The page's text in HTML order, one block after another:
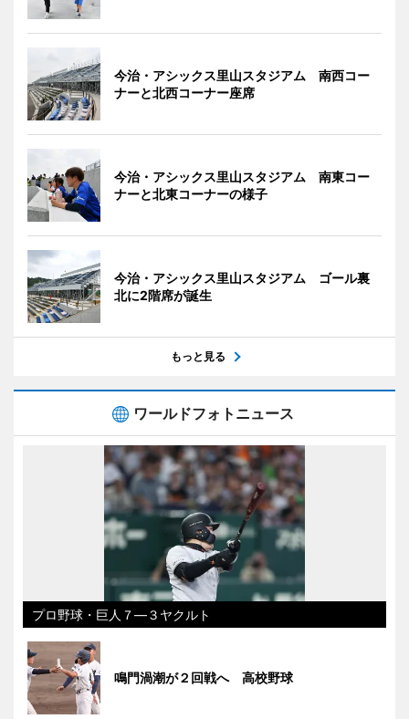
今治・アシックス里山スタジアム 南西コー
ナーと北西コーナー座席
今治・アシックス里山スタジアム 南東コー
ナーと北東コーナーの様子
今治・アシックス里山スタジアム ゴール裏
北に2階席が誕生
もっと見る
ワールドフォトニュース
プロ野球・巨人７―３ヤクルト
鳴門渦潮が２回戦へ 高校野球